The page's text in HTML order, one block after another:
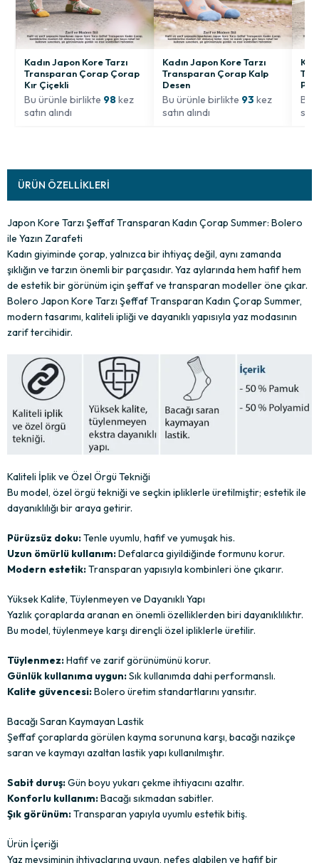
Kadın Japon Kore Tarzı
Transparan Çorap Çorap
Kır Çiçekli
Bu ürünle birlikte 98kez
satın alındı
Kadın Japon Kore Tarzı
Transparan Çorap Kalp
Desen
Bu ürünle birlikte 93 kez
satın alındı
Bu
ÜRÜN ÖZELLIKLERI
Japon Kore Tarzı Şeffaf Transparan Kadın Çorap Summer: Bolero
ile Yazın Zarafeti
Kadın giyiminde çorap, yalnızca bir ihtiyaç değil, aynı zamanda
şıklığın ve tarzın önemli bir parçasıdır. Yaz aylarında hem hafif hem
de estetik bir görünüm için şeffaf ve transparan modeller öne çıkar.
Bolero Japon Kore Tarzı Şeffaf Transparan Kadın Çorap Summer,
modern tasarımı, kaliteli ipliği ve dayanıklı yapısıyla yaz modasının
zarif tercihidir.
Kaliteli İplik ve Özel Örgü Tekniği
Bu model, özel örgü tekniği ve seçkin ipliklerle üretilmiştir; estetik ile
dayanıklılığı bir araya getirir.
Pürüzsüz doku:Tenle uyumlu, hafif ve yumuşak his.
Uzun ömürlü kullanım:Defalarca giyildiğinde formunu korur.
Modern estetik:Transparan yapısıyla kombinleri öne çıkarır.
Yüksek Kalite, Tüylenmeyen ve Dayanıklı Yapı
Yazlık çoraplarda aranan en önemli özelliklerden biri dayanıklılıktır.
Bu model, tüylenmeye karşı dirençli özel ipliklerle üretilir.
Tüylenmez:Hafif ve zarif görünümünü korur.
Günlük kullanıma uygun:Sık kullanımda dahi performanslı.
Kalite güvencesi:Bolero üretim standartlarını yansıtır.
Bacağı Saran Kaymayan Lastik
Şeffaf çoraplarda görülen kayma sorununa karşı, bacağı nazikçe
saran ve kaymayı azaltan lastik yapı kullanılmıştır.
Sabit duruş:Gün boyu yukarı çekme ihtiyacını azaltır.
Konforlu kullanım:Bacağı sıkmadan sabitler.
Şık görünüm:Transparan yapıyla uyumlu estetik bitiş.
Ürün İçeriği
Yaz mevsiminin ihtiyaçlarına uygun, nefes alabilen ve hafif bir